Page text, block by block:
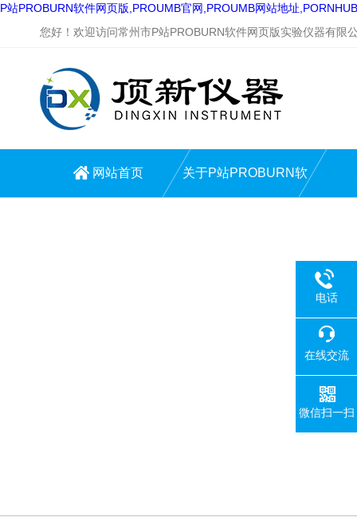
P站PROBURN软件网页版,PROUMB官网,PROUMB网站地址
您好！欢迎访问常州市P站PROBURN软件网页版实验仪器有限公
网站首页 关于P站PROBURN软
电话
在线交流
微信扫一扫